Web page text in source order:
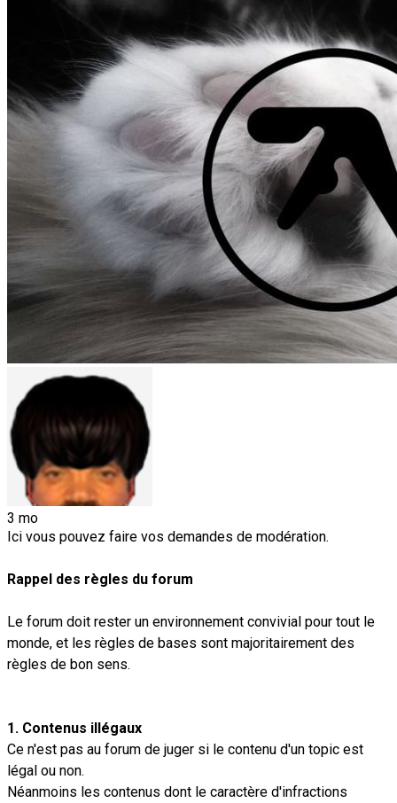
3 mo
Ici vous pouvez faire vos demandes de modération.
Rappel des règles du forum
Le forum doit rester un environnement convivial pour tout le
monde, et les règles de bases sont majoritairement des
règles de bon sens.
1. Contenus illégaux
Ce n'est pas au forum de juger si le contenu d'un topic est
légal ou non.
Néanmoins les contenus dont le caractère d'infractions